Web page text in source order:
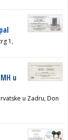
1,
u
u Zadru, Don